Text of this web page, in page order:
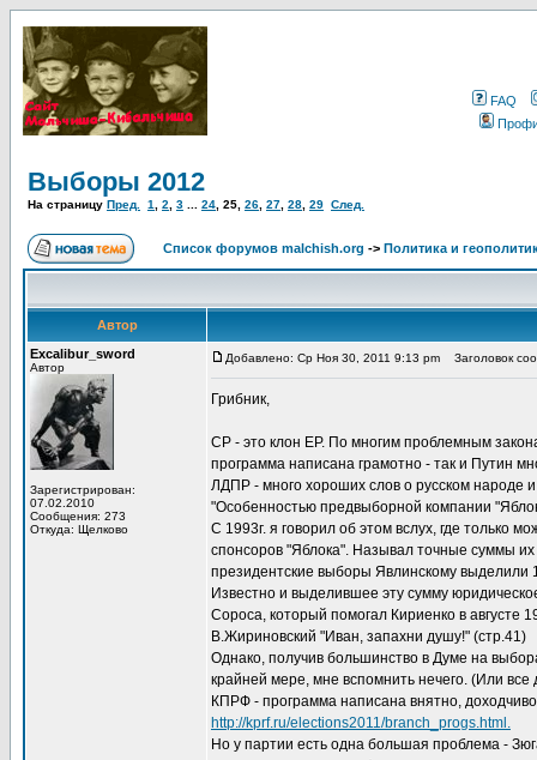
FAQ
Выборы 2012
На страницу Пред. 1 2 3 24 25 26 27 28 29 След.
Список форумов malchish.org -> Политика и
Автор
Excalibur_sword
Автор
Зарегистрирован:
07.02.2010
Сообщения: 273
Откуда: Щелково
Добавлено: Ср Ноя 30, 2011 9:13 pm Заголовок
Грибник,
СР - это клон ЕР. По многим проблемным
программа написана грамотно - так и Путин
ЛДПР - много хороших слов о русском народе
"Особенностью предвыборной компании
С 1993г. я говорил об этом вслух, где только
спонсоров "Яблока". Называл точные суммы их
президентские выборы Явлинскому выделили
Известно и выделившее эту сумму
Сороса, который помогал Кириенко в августе
В.Жириновский "Иван, запахни душу!" (стр.41)
Однако, получив большинство в Думе на
крайней мере, мне вспомнить нечего. (Или
КПРФ - программа написана внятно,
http://kprf.ru/elections2011/branch_progs.html.
Но у партии есть одна большая проблема -